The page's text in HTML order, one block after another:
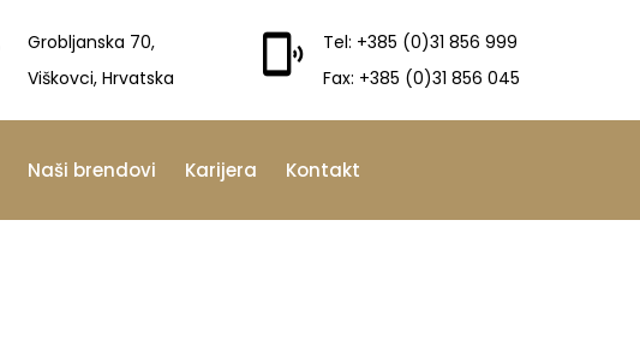
Grobljanska 70,
Viškovci, Hrvatska
Tel: +385 (0)31 856 999
Fax: +385 (0)31 856 045
Naši brendovi Karijera Kontakt